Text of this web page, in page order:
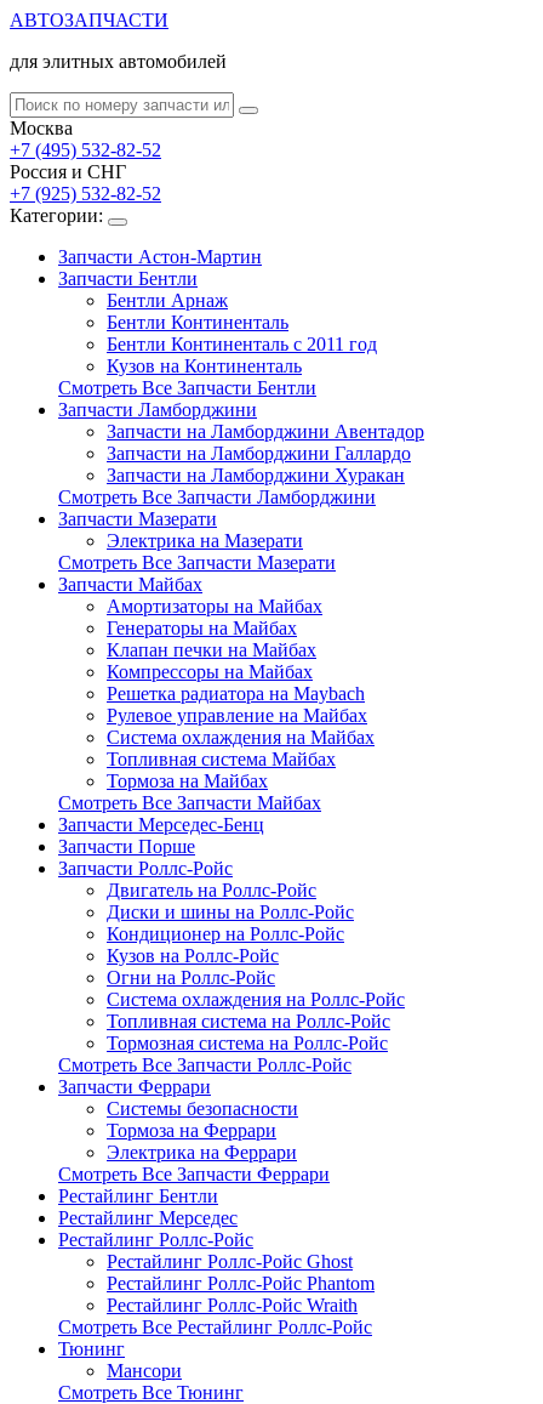
АВТОЗАПЧАСТИ
для элитных автомобилей
Москва
+7 (495) 532-82-52
Россия и СНГ
+7 (925) 532-82-52
Категории:
Запчасти Астон-Мартин
Запчасти Бентли
Бентли Арнаж
Бентли Континенталь
Бентли Континенталь с 2011 год
Кузов на Континенталь
Смотреть Все Запчасти Бентли
Запчасти Ламборджини
Запчасти на Ламборджини Авентадор
Запчасти на Ламборджини Галлардо
Запчасти на Ламборджини Хуракан
Смотреть Все Запчасти Ламборджини
Запчасти Мазерати
Электрика на Мазерати
Смотреть Все Запчасти Мазерати
Запчасти Майбах
Амортизаторы на Майбах
Генераторы на Майбах
Клапан печки на Майбах
Компрессоры на Майбах
Решетка радиатора на Maybach
Рулевое управление на Майбах
Система охлаждения на Майбах
Топливная система Майбах
Тормоза на Майбах
Смотреть Все Запчасти Майбах
Запчасти Мерседес-Бенц
Запчасти Порше
Запчасти Роллс-Ройс
Двигатель на Роллс-Ройс
Диски и шины на Роллс-Ройс
Кондиционер на Роллс-Ройс
Кузов на Роллс-Ройс
Огни на Роллс-Ройс
Система охлаждения на Роллс-Ройс
Топливная система на Роллс-Ройс
Тормозная cистема на Роллс-Ройс
Смотреть Все Запчасти Роллс-Ройс
Запчасти Феррари
Системы безопасности
Тормоза на Феррари
Электрика на Феррари
Смотреть Все Запчасти Феррари
Рестайлинг Бентли
Рестайлинг Мерседес
Рестайлинг Роллс-Ройс
Рестайлинг Роллс-Ройс Ghost
Рестайлинг Роллс-Ройс Phantom
Рестайлинг Роллс-Ройс Wraith
Смотреть Все Рестайлинг Роллс-Ройс
Тюнинг
Мансори
Смотреть Все Тюнинг